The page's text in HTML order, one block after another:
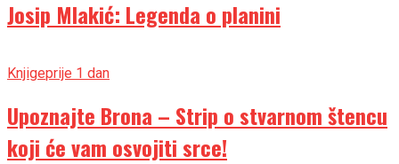
Josip Mlakić: Legenda o planini
Knjigeprije 1 dan
Upoznajte Brona – Strip o stvarnom štencu
koji će vam osvojiti srce!